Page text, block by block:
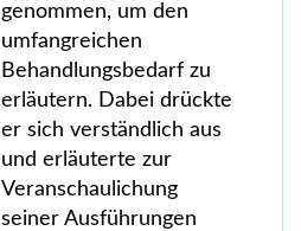
genommen, um den
umfangreichen
Behandlungsbedarf zu
erläutern. Dabei drückte
er sich verständlich aus
und erläuterte zur
Veranschaulichung
seiner Ausführungen